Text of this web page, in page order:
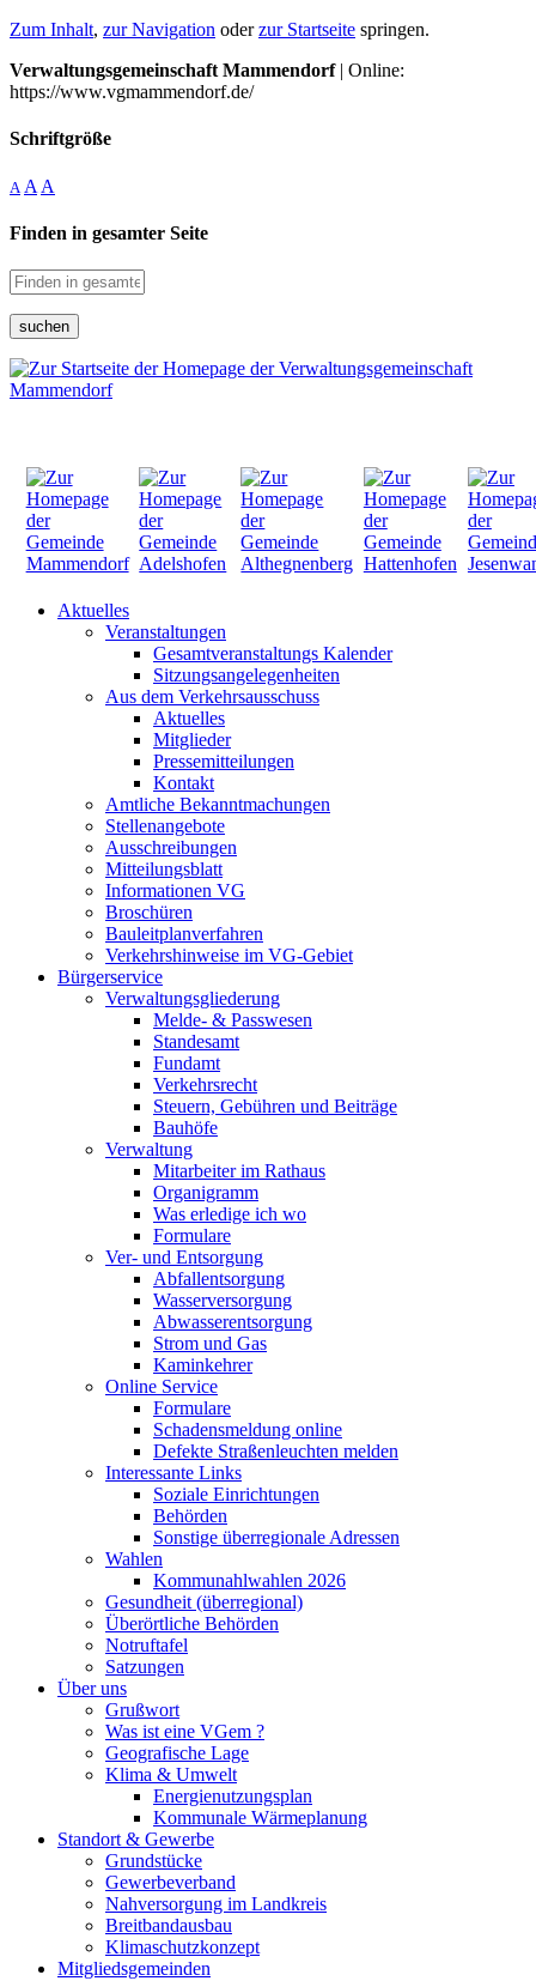
Zum Inhalt, zur Navigation oderzur Startseite springen.
Verwaltungsgemeinschaft Mammendorf| Online:
https://www.vgmammendorf.de/
Schriftgröße
A A A
Finden in gesamter Seite
suchen
Aktuelles
Veranstaltungen
Gesamtveranstaltungs Kalender
Sitzungsangelegenheiten
Aus dem Verkehrsausschuss
Aktuelles
Mitglieder
Pressemitteilungen
Kontakt
Amtliche Bekanntmachungen
Stellenangebote
Ausschreibungen
Mitteilungsblatt
Informationen VG
Broschüren
Bauleitplanverfahren
Verkehrshinweise im VG-Gebiet
Bürgerservice
Verwaltungsgliederung
Melde- & Passwesen
Standesamt
Fundamt
Verkehrsrecht
Steuern, Gebühren und Beiträge
Bauhöfe
Verwaltung
Mitarbeiter im Rathaus
Organigramm
Was erledige ich wo
Formulare
Ver- und Entsorgung
Abfallentsorgung
Wasserversorgung
Abwasserentsorgung
Strom und Gas
Kaminkehrer
Online Service
Formulare
Schadensmeldung online
Defekte Straßenleuchten melden
Interessante Links
Soziale Einrichtungen
Behörden
Sonstige überregionale Adressen
Wahlen
Kommunahlwahlen 2026
Gesundheit (überregional)
Überörtliche Behörden
Notruftafel
Satzungen
Über uns
Grußwort
Was ist eine VGem ?
Geografische Lage
Klima & Umwelt
Energienutzungsplan
Kommunale Wärmeplanung
Standort & Gewerbe
Grundstücke
Gewerbeverband
Nahversorgung im Landkreis
Breitbandausbau
Klimaschutzkonzept
Mitgliedsgemeinden